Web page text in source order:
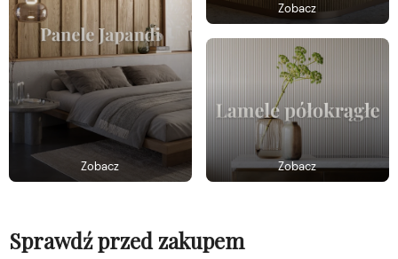
Zobacz
Zobacz
Zobacz
Sprawdź przed zakupem